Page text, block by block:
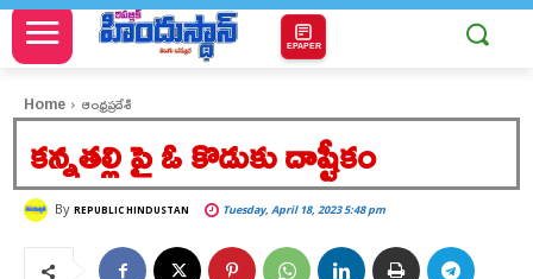
EPAPER
Home ఆంధ్రప్రదేశ్
కన్నతల్లి పై ఓ కొడుకు దాష్టీకం
By REPUBLIC HINDUSTAN Tuesday, April 18, 2023 5:48 pm